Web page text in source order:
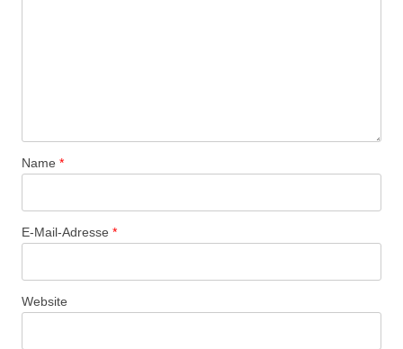
Name *
E-Mail-Adresse *
Website